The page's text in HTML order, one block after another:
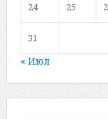
24 25
31
« Июл